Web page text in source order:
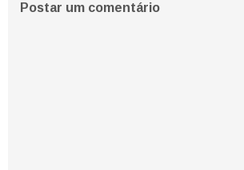
Postar um comentário